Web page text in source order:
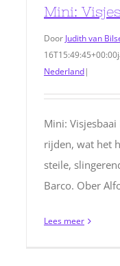
Mini:
Door Judith van
16T15:49:45+00:00
Nederland|
Mini:
rijden, wat het
steile,
Barco. Ober
Lees meer